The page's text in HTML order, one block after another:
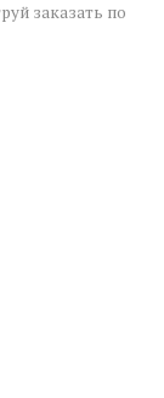
заказать по